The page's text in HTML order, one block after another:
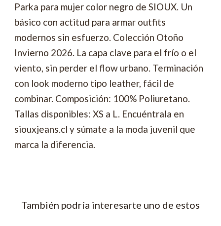
Parka para mujer color negro de SIOUX. Un
básico con actitud para armar outfits
modernos sin esfuerzo. Colección Otoño
Invierno 2026. La capa clave para el frío o el
viento, sin perder el flow urbano. Terminación
con look moderno tipo leather, fácil de
combinar. Composición: 100% Poliuretano.
Tallas disponibles: XS a L. Encuéntrala en
siouxjeans.cl y súmate a la moda juvenil que
marca la diferencia.
También podría interesarte uno de estos